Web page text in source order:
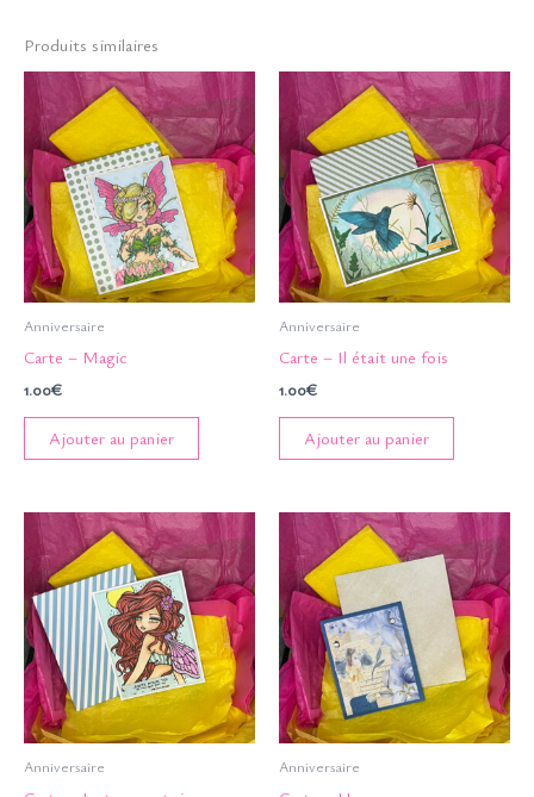
Produits similaires
Anniversaire
Carte – Magic
1.00€
Ajouter au panier
Anniversaire
Carte – Il était une fois
1.00€
Ajouter au panier
Anniversaire Anniversaire